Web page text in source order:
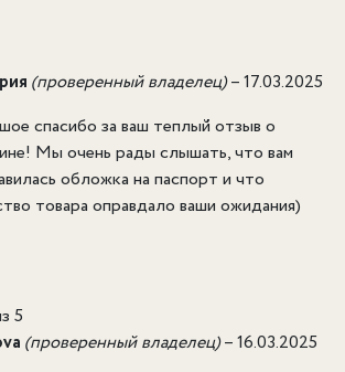
(проверенный владелец)–17.03.2025
спасибо за ваш теплый отзыв о
Мы очень рады слышать, что вам
обложка на паспорт и что
товара оправдало ваши ожидания)
5
(проверенный владелец)–16.03.2025